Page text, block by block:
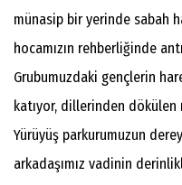
münasip bir yerinde sabah
hocamızın rehberliğinde
Grubumuzdaki gençlerin
katıyor, dillerinden dökülen
Yürüyüş parkurumuzun
arkadaşımız vadinin